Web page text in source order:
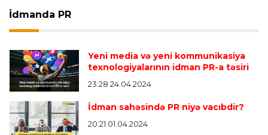
İdmanda PR
Yeni media və yeni kommunikasiya
texnologiyalarının idman PR-a təsiri
23:28 24.04.2024
İdman sahəsində PR niyə vacıbdir?
20:21 01.04.2024